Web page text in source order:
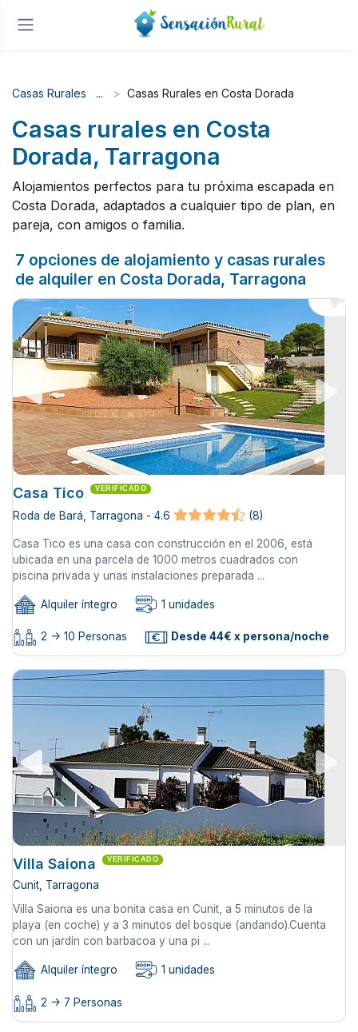
Casas Rurales Casas Rurales en Costa Dorada
Casas rurales en Costa
Dorada, Tarragona
Alojamientos perfectos para tu próxima escapada en
Costa Dorada, adaptados a cualquier tipo de plan, en
pareja, con amigos o familia.
7 opciones de alojamiento y casas rurales
de alquiler en Costa Dorada, Tarragona
Casa Tico VERIFICADO
Roda de Bará, Tarragona - 4.6 (8)
Casa Tico es una casa con construcción en el 2006, está
ubicada en una parcela de 1000 metros cuadrados con
piscina privada y unas instalaciones preparada ...
Alquiler íntegro 1 unidades
2 -> 10 Personas Desde 44€ x persona/noche
Villa Saiona VERIFICADO
Cunit, Tarragona
Villa Saiona es una bonita casa en Cunit, a 5 minutos de la
playa (en coche) y a 3 minutos del bosque (andando).Cuenta
con un jardín con barbacoa y una pi ...
Alquiler íntegro 1 unidades
2 -> 7 Personas